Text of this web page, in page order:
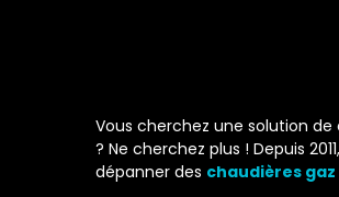
Vous cherchez une solution
? Ne cherchez plus ! Depuis 2011,
dépanner des chaudières